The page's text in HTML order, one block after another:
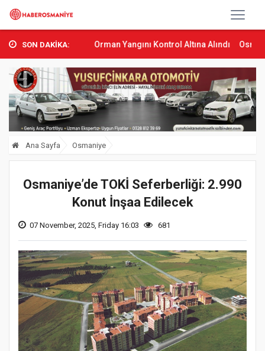
SON DAKİKA:
Sumbas’ta Orman Yangını Kontrol Altına Alındı Osmaniye’de Tren
Ana Sayfa Osmaniye
Osmaniye’de TOKİ Seferberliği: 2.990
Konut İnşaa Edilecek
07 November, 2025, Friday 16:03 681